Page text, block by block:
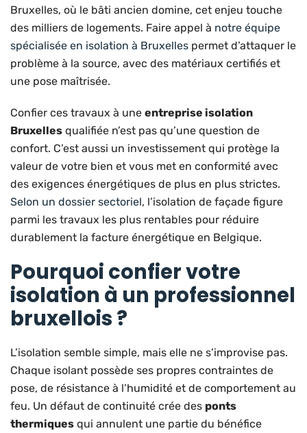
Bruxelles, où le bâti ancien domine, cet enjeu touche
des milliers de logements. Faire appel à notre équipe
spécialisée en isolation à Bruxelles permet d’attaquer le
problème à la source, avec des matériaux certifiés et
une pose maîtrisée.
Confier ces travaux à une entreprise isolation
Bruxelles qualifiée n’est pas qu’une question de
confort. C’est aussi un investissement qui protège la
valeur de votre bien et vous met en conformité avec
des exigences énergétiques de plus en plus strictes.
Selon un dossier sectoriel, l’isolation de façade figure
parmi les travaux les plus rentables pour réduire
durablement la facture énergétique en Belgique.
Pourquoi confier votre
isolation à un professionnel
bruxellois ?
L’isolation semble simple, mais elle ne s’improvise pas.
Chaque isolant possède ses propres contraintes de
pose, de résistance à l’humidité et de comportement au
feu. Un défaut de continuité crée des ponts
thermiques qui annulent une partie du bénéfice